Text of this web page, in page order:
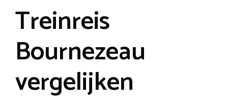
Treinreis
Bournezeau
vergelijken